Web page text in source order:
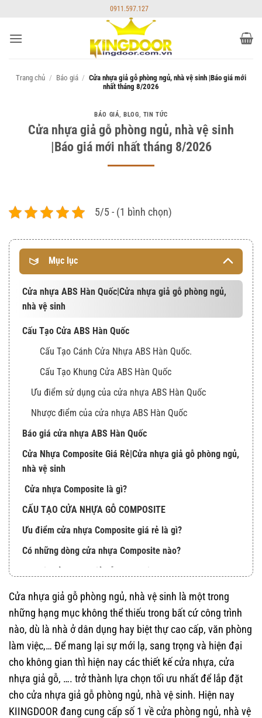
nội
0911.597.127
Trang chủ / Báo giá / Cửa nhựa giả gỗ phòng ngủ, nhà vệ sinh |Báo giá mới
nhất tháng 8/2026
BÁO GIÁ,BLOG, TIN TỨC
Cửa nhựa giả gỗ phòng ngủ, nhà vệ sinh
|Báo giá mới nhất tháng 8/2026
5/5 - (1 bình chọn)
Mục lục
Cửa nhựa ABS Hàn Quốc|Cửa nhựa giả gỗ phòng ngủ,
nhà vệ sinh
Cấu Tạo Cửa ABS Hàn Quốc
Cấu Tạo Cánh Cửa Nhựa ABS Hàn Quốc.
Cấu Tạo Khung Cửa ABS Hàn Quốc
Ưu điểm sử dụng của cửa nhựa ABS Hàn Quốc
Nhược điểm của cửa nhựa ABS Hàn Quốc
Báo giá cửa nhựa ABS Hàn Quốc
Cửa Nhựa Composite Giá Rẻ|Cửa nhựa giả gỗ phòng ngủ,
nhà vệ sinh
Cửa nhựa Composite là gì?
CẤU TẠO CỬA NHỰA GỖ COMPOSITE
Ưu điểm cửa nhựa Composite giá rẻ là gì?
Có những dòng cửa nhựa Composite nào?
Báo giá cửa nhựa giả gỗ Composite
Cửa nhựa Đài Loan
Cấu tạo Cửa nhựa Đài Loan
Ưu điểm khi sử dụng Cửa nhựa Đài Loan
Báo giá cửa nhựa Đài Loan
Địa chỉ mua cửa nhựa giả gỗ uy tín:
Thông tin liên hệ báo Cửa nhựa giả gỗ phòng ngủ
Cửa nhựa giả gỗ phòng ngủ, nhà vệ sinh là một trong
những hạng mục không thể thiếu trong bất cứ công trình
nào, dù là nhà ở dân dụng hay biệt thự cao cấp, văn phòng
làm việc,… Để mang lại sự mới lạ, sang trọng và hiện đại
cho không gian thì hiện nay các thiết kế cửa nhựa, cửa
nhựa giả gỗ, …. trở thành lựa chọn tối ưu nhất để lắp đặt
cho cửa nhựa giả gỗ phòng ngủ, nhà vệ sinh. Hiện nay
KIINGDOOR đang cung cấp số 1 về cửa phòng ngủ, nhà vệ